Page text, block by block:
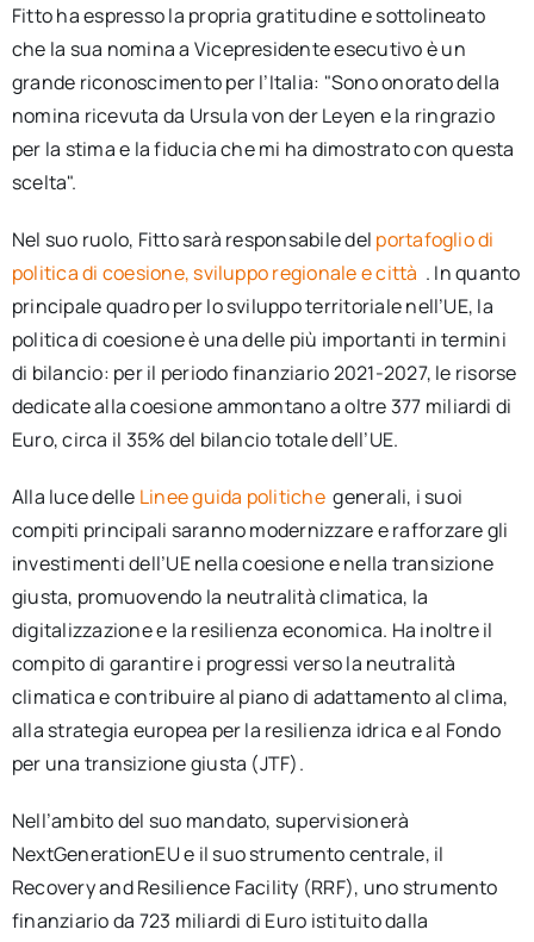
Fitto ha espresso la propria gratitudine e sottolineato
che la sua nomina a Vicepresidente esecutivo è un
grande riconoscimento per l’Italia: "Sono onorato della
nomina ricevuta da Ursula von der Leyen e la ringrazio
per la stima e la fiducia che mi ha dimostrato con questa
scelta".
Nel suo ruolo, Fitto sarà responsabile del portafoglio di
politica di coesione, sviluppo regionale e città . In quanto
principale quadro per lo sviluppo territoriale nell’UE, la
politica di coesione è una delle più importanti in termini
di bilancio: per il periodo finanziario 2021-2027, le risorse
dedicate alla coesione ammontano a oltre 377 miliardi di
Euro, circa il 35% del bilancio totale dell’UE.
Alla luce delle Linee guida politiche generali, i suoi
compiti principali saranno modernizzare e rafforzare gli
investimenti dell’UE nella coesione e nella transizione
giusta, promuovendo la neutralità climatica, la
digitalizzazione e la resilienza economica. Ha inoltre il
compito di garantire i progressi verso la neutralità
climatica e contribuire al piano di adattamento al clima,
alla strategia europea per la resilienza idrica e al Fondo
per una transizione giusta (JTF).
Nell’ambito del suo mandato, supervisionerà
NextGenerationEU e il suo strumento centrale, il
Recovery and Resilience Facility (RRF), uno strumento
finanziario da 723 miliardi di Euro istituito dalla